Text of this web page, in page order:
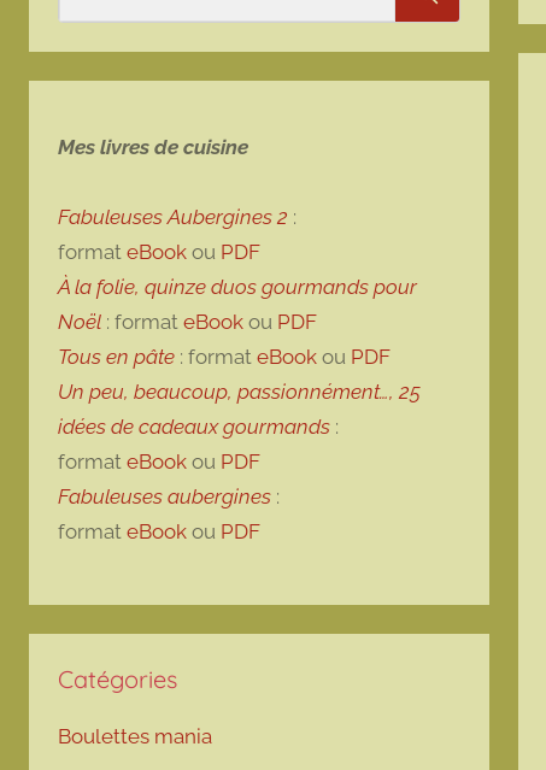
Rechercher
Mes livres de cuisine
Fabuleuses Aubergines 2 :
format eBook ou PDF
À la folie, quinze duos gourmands pour
Noël : format eBook ou PDF
Tous en pâte : format eBook ou PDF
Un peu, beaucoup, passionnément…, 25
idées de cadeaux gourmands :
format eBook ou PDF
Fabuleuses aubergines :
format eBook ou PDF
Catégories
Boulettes mania